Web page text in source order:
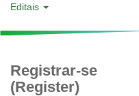
Editais
Registrar-se
(Register)